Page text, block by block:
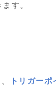
す。
トリガー